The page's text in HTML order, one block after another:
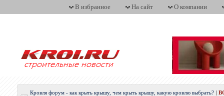
В избранное На сайт О компании
Кровля форум - как крыть крышу, чем крыть крышу, какую кровлю выбрать?